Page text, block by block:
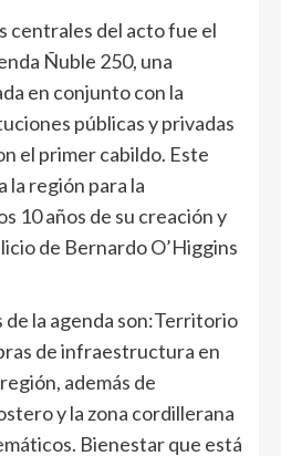
centrales del acto fue el
Ñuble 250, una
en conjunto con la
públicas y privadas
el primer cabildo. Este
la región para la
10 años de su creación y
de Bernardo O’Higgins
de la agenda son:Territorio
de infraestructura en
además de
y la zona cordillerana
Bienestar que está